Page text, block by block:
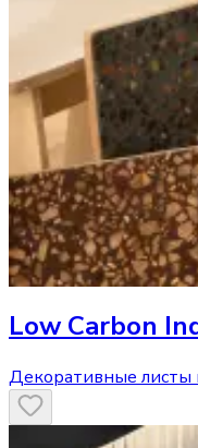
Low Carbon
Декоративные листы